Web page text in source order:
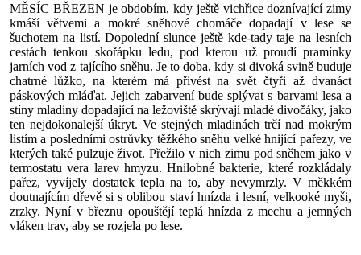
MĚSÍC BŘEZEN je obdobím, kdy ještě vichřice doznívající zimy
kmáší větvemi a mokré sněhové chomáče dopadají v lese se
šuchotem na listí. Dopolední slunce ještě kde-tady taje na lesních
cestách tenkou skořápku ledu, pod kterou už proudí pramínky
jarních vod z tajícího sněhu. Je to doba, kdy si divoká svině buduje
chatrné lůžko, na kterém má přivést na svět čtyři až dvanáct
páskových mláďat. Jejich zabarvení bude splývat s barvami lesa a
stíny mladiny dopadající na ležoviště skrývají mladé divočáky, jako
ten nejdokonalejší úkryt. Ve stejných mladinách trčí nad mokrým
listím a posledními ostrůvky těžkého sněhu velké hnijící pařezy, ve
kterých také pulzuje život. Přežilo v nich zimu pod sněhem jako v
termostatu vera larev hmyzu. Hnilobné bakterie, které rozkládaly
pařez, vyvíjely dostatek tepla na to, aby nevymrzly. V měkkém
doutnajícím dřevě si s oblibou staví hnízda i lesní, velkooké myši,
zrzky. Nyní v březnu opouštějí teplá hnízda z mechu a jemných
vláken trav, aby se rozjela po lese.